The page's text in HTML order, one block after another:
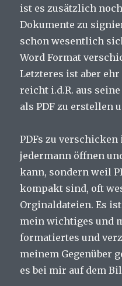
ist es zusätzlich
Dokumente zu
schon wesentlich
Word Format
Letzteres ist aber
reicht i.d.R. aus
als PDF zu erstellen
PDFs zu
jedermann öffnen
kann, sondern weil
kompakt sind, oft
Orginaldateien. Es
mein wichtiges und
formatiertes und
meinem Gegenüber
es bei mir auf dem